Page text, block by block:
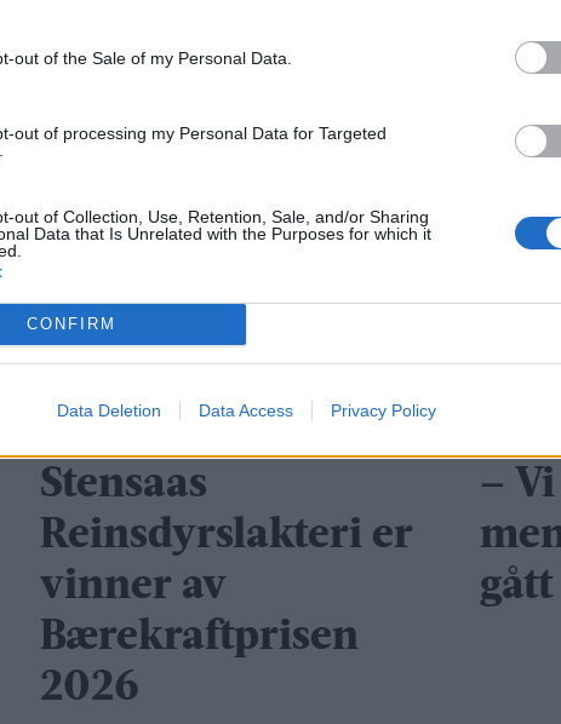
out of the Sale of my Personal Data.
out of processing my Personal Data for Targeted
out of Collection, Use, Retention, Sale, and/or Sharing
Data that Is Unrelated with the Purposes for which it
CONFIRM
Data Deletion Data Access Privacy Policy
ei god stund, sier han.
1, bare et steinkast unna hovedkontoret til
KRISTIAN
Stensaas
Reinsdyrslakteri er
vinner av
Bærekraftprisen
2026
–